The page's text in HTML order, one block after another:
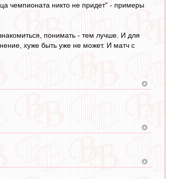
чемпионата никто не придет" - примеры
понимать - тем лучше. И для
хуже быть уже не может. И матч с